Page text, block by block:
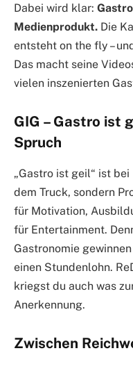
Dabei wird klar:
Medienprodukt. Die
entsteht on the fly –
Das macht seine
vielen inszenierten
GIG – Gastro ist
Spruch
„Gastro ist geil“ ist
dem Truck, sondern
für Motivation,
für Entertainment.
Gastronomie
einen Stundenlohn.
kriegst du auch was
Anerkennung.
Zwischen